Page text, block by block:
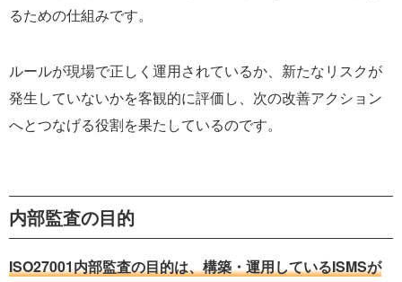
るための仕組みです。
ルールが現場で正しく運用されているか、新たなリスクが
発生していないかを客観的に評価し、次の改善アクション
へとつなげる役割を果たしているのです。
内部監査の目的
ISO27001内部監査の目的は、構築・運用しているISMSが